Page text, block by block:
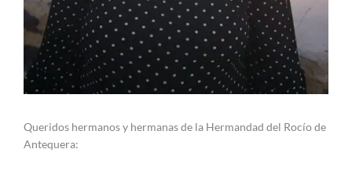
Queridos hermanos y hermanas de la Hermandad del Rocío de
Antequera: